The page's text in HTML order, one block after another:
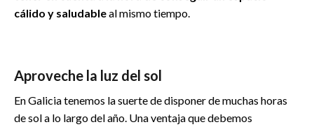
cálido y saludableal mismo tiempo.
Aproveche la luz del sol
En Galicia tenemos la suerte de disponer de muchas horas
de sol a lo largo del año. Una ventaja que debemos